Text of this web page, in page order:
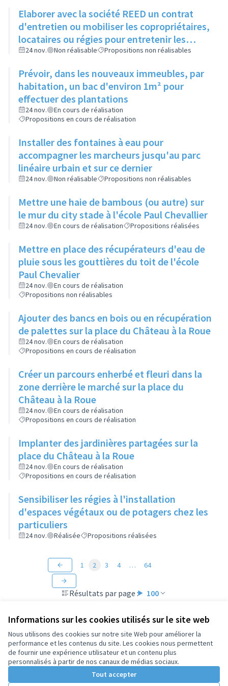
Informations sur les cookies utilisés sur le site web
Nous utilisons des cookies sur notre site Web pour améliorer la
performance et les contenus du site. Les cookies nous permettent
de fournir une expérience utilisateur et un contenu plus
personnalisés à partir de nos canaux de médias sociaux.
Tout accepter
Elaborer avec la société REED un contrat
d'entretien ou mobiliser les copropriétaires,
locataires ou régies pour entretenir les
espaces verts entre bâtiments
24 nov. Non réalisable Propositions non réalisables
Prévoir, dans les nouveaux immeubles, par
habitation, un bac d'environ 1m² pour
effectuer des plantations
24 nov.
En cours de réalisation
Propositions en cours de réalisation
Installer des fontaines à eau pour
accompagner les marcheurs jusqu'au parc
linéaire urbain et sur ce dernier
24 nov. Non réalisable Propositions non réalisables
Mettre une haie de bambous (ou autre) sur
le mur du city stade à l'école Paul Chevallier
24 nov. En cours de réalisation Propositions réalisées
Mettre en place des récupérateurs d'eau de
pluie sous les gouttières du toit de l'école
Paul Chevalier
24 nov.
En cours de réalisation
Propositions non réalisables
Ajouter des bancs en bois ou en récupération
de palettes sur la place du Château à la Roue
24 nov.
En cours de réalisation
Propositions en cours de réalisation
Créer un parcours enherbé et fleuri dans la
zone derrière le marché sur la place du
Château à la Roue
24 nov.
En cours de réalisation
Propositions en cours de réalisation
Implanter des jardinières partagées sur la
place du Château à la Roue
24 nov.
En cours de réalisation
Propositions en cours de réalisation
Sensibiliser les régies à l'installation
d'espaces végétaux ou de potagers chez les
particuliers
24 nov. Réalisée Propositions réalisées
Résultats par page : 100
1 2 3 4 … 64
Conditions d'utilisation
Paramètres des cookies